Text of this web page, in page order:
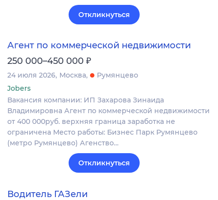
Откликнуться
Агент по коммерческой недвижимости
250 000–450 000 ₽
24 июля 2026 Москва
Румянцево
Jobers
Вакансия компании: ИП Захарова Зинаида
Владимировна Агент по коммерческой недвижимости
от 400 000руб. верхняя граница заработка не
ограничена Место работы: Бизнес Парк Румянцево
(метро Румянцево) Агенство…
Откликнуться
Водитель ГАЗели